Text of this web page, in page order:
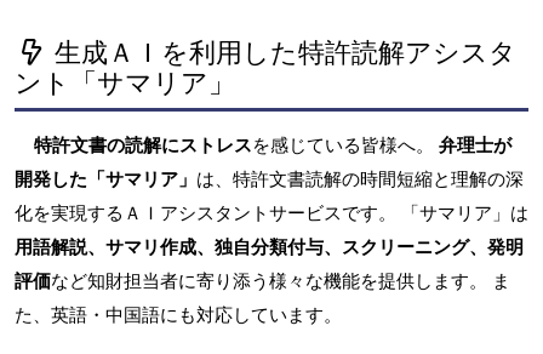
生成ＡＩを利用した特許読解アシスタ
ント「サマリア」
特許文書の読解にストレスを感じている皆様へ。 弁理士が
開発した「サマリア」 は、特許文書読解の時間短縮と理解の深
化を実現するＡＩアシスタントサービスです。 「サマリア」は
用語解説、サマリ作成、独自分類付与、スクリーニング、発明
評価など知財担当者に寄り添う様々な機能を提供します。 ま
た、英語・中国語にも対応しています。